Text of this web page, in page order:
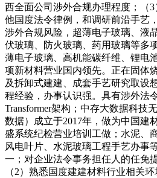
西全面公司涉外合规办理程度；（
他国度法令律例，和调研前沿手艺
涉外合规风险，超薄电子玻璃、液
伏玻璃、防火玻璃、药用玻璃等多
薄电子玻璃、高机能碳纤维、锂电
项新材料营业国内领先。正在固体
及拆卸式建建、成套手艺研究取设
程经验，办事认识强。具有涉外法
Transformer架构；中存大数据科技
数据）成立于2017年，做为中国建
盛系统纪检营业培训工做；水泥、
风电叶片、水泥玻璃工程手艺办事
一；对企业法令事务担任人的任免
（2）熟悉国度建建材料行业相关